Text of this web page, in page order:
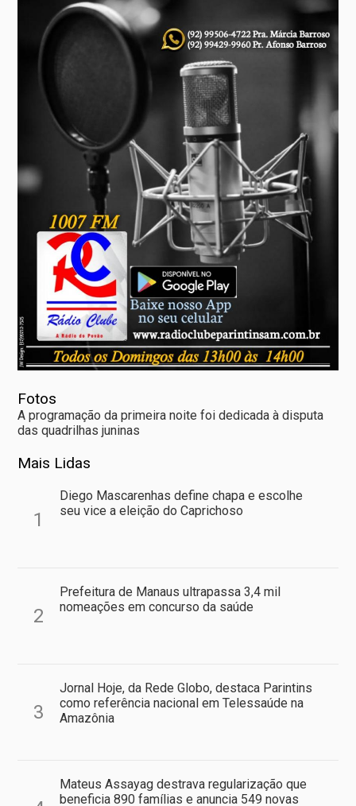
Fotos
A programação da primeira noite foi dedicada à disputa
das quadrilhas juninas
Mais Lidas
1
Diego Mascarenhas define chapa e escolhe
seu vice a eleição do Caprichoso
2
Prefeitura de Manaus ultrapassa 3,4 mil
nomeações em concurso da saúde
3
Jornal Hoje, da Rede Globo, destaca Parintins
como referência nacional em Telessaúde na
Amazônia
Mateus Assayag destrava regularização que
beneficia 890 famílias e anuncia 549 novas